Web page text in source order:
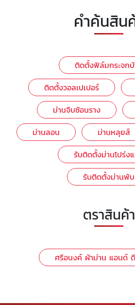
คำค้นสิน
ติดตั้งฟิล์มกระจก
ติดตั้งวอลเปเปอร์
ม่านจีบซ้อนราง
ม่านลอน
ม่านหลุยส์
รับติดตั้งม่านโปร่ง
รับติดตั้งม่านพับ
ตราสินค้า
ศรีอนงค์ ผ้าม่าน แอนด์ ดี